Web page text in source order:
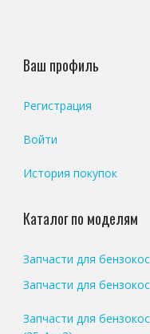
Ваш профиль
Регистрация
Войти
История покупок
Каталог по моделям
Запчасти для бензокос
Запчасти для
Запчасти для